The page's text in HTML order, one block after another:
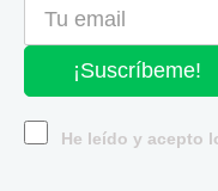
¡Suscríbeme!
He leído y acepto